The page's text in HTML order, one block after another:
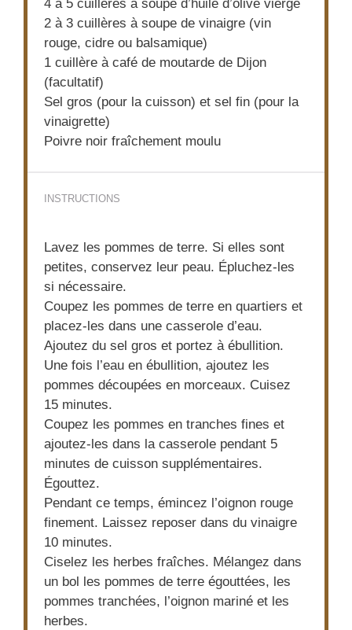
4 à 5 cuillères à soupe d’huile d’olive vierge
2 à 3 cuillères à soupe de vinaigre (vin
rouge, cidre ou balsamique)
1 cuillère à café de moutarde de Dijon
(facultatif)
Sel gros (pour la cuisson) et sel fin (pour la
vinaigrette)
Poivre noir fraîchement moulu
INSTRUCTIONS
Lavez les pommes de terre. Si elles sont
petites, conservez leur peau. Épluchez-les
si nécessaire.
Coupez les pommes de terre en quartiers et
placez-les dans une casserole d’eau.
Ajoutez du sel gros et portez à ébullition.
Une fois l’eau en ébullition, ajoutez les
pommes découpées en morceaux. Cuisez
15 minutes.
Coupez les pommes en tranches fines et
ajoutez-les dans la casserole pendant 5
minutes de cuisson supplémentaires.
Égouttez.
Pendant ce temps, émincez l’oignon rouge
finement. Laissez reposer dans du vinaigre
10 minutes.
Ciselez les herbes fraîches. Mélangez dans
un bol les pommes de terre égouttées, les
pommes tranchées, l’oignon mariné et les
herbes.